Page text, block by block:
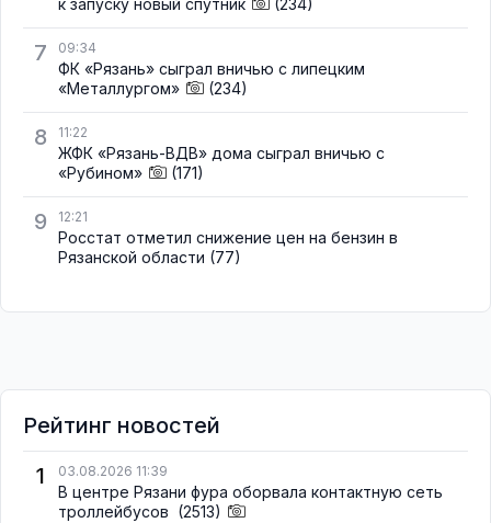
7 09:34
ФК «Рязань» сыграл вничью с липецким
«Металлургом»
(234)
8 11:22
ЖФК «Рязань-ВДВ» дома сыграл вничью с
«Рубином»
(171)
9 12:21
Росстат отметил снижение цен на бензин в
Рязанской области (77)
Рейтинг новостей
1
03.08.2026 11:39
В центре Рязани фура оборвала контактную сеть
троллейбусов (2513)